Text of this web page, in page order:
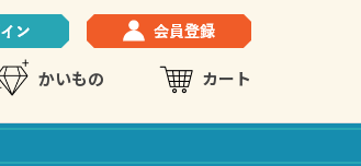
かいもの カート